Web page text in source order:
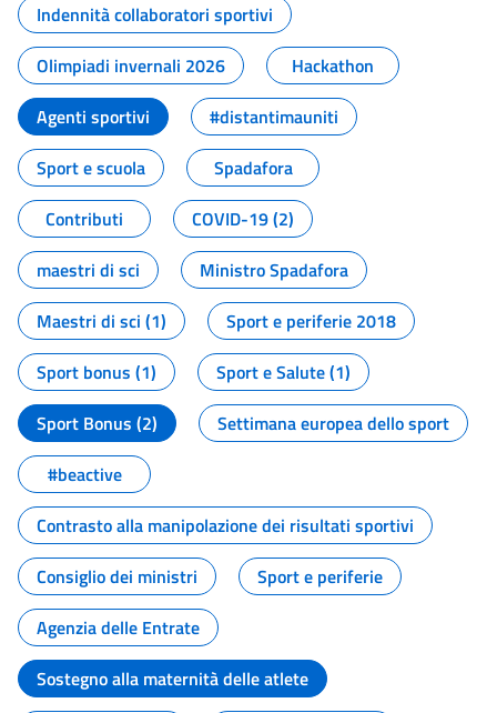
Indennità collaboratori sportivi
Olimpiadi invernali 2026
Hackathon
Agenti sportivi
#distantimauniti
Sport e scuola
Spadafora
Contributi
COVID-19 (2)
maestri di sci
Ministro Spadafora
Maestri di sci (1)
Sport e periferie 2018
Sport bonus (1)
Sport e Salute (1)
Sport Bonus (2)
Settimana europea dello sport
#beactive
Contrasto alla manipolazione dei risultati sportivi
Consiglio dei ministri
Sport e periferie
Agenzia delle Entrate
Sostegno alla maternità delle atlete